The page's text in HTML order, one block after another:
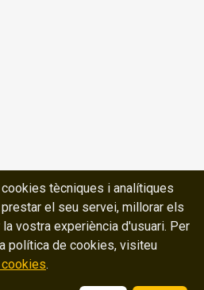
tècniques i analítiques
el seu servei, millorar els
vostra experiència d'usuari. Per
política de cookies, visiteu
.